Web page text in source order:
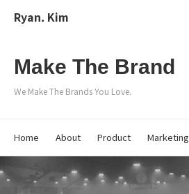
Ryan. Kim
Make The Brand
We Make The Brands You Love.
Home About Product Marketing